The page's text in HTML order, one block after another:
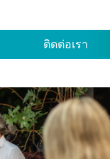
ติดต่อเรา